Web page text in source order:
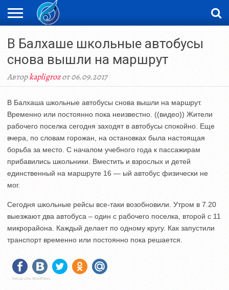
ЖАҢАЛЫҚТАР
НОВОСТИ
ВИДЕО
ФОТОРЕПОРТАЖИ
ОРКЕН
В Балхаше школьные автобусы
снова вышли на маршрут
Авторkapligrozот 06.09.2017
В Балхаша школьные автобусы снова вышли на маршрут.
Временно или постоянно пока неизвестно. ((видео)) Жители
рабочего поселка сегодня заходят в автобусы спокойно. Еще
вчера, по словам горожан, на остановках была настоящая
борьба за место. С началом учебного года к пассажирам
прибавились школьники. Вместить и взрослых и детей
единственный на маршруте 16 — ый автобус физически не
мог.
Сегодня школьные рейсы все-таки возобновили. Утром в 7.20
выезжают два автобуса – один с рабочего поселка, второй с 11
микрорайона. Каждый делает по одному кругу. Как запустили
транспорт временно или постоянно пока решается.
Social Like WordPress